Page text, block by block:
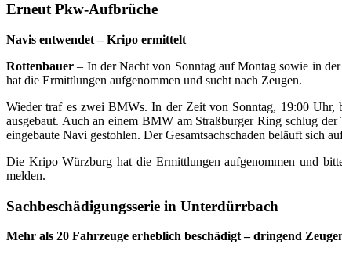
Erneut Pkw-Aufbrüche
Navis entwendet – Kripo ermittelt
Rottenbauer – In der Nacht von Sonntag auf Montag sowie in
hat die Ermittlungen aufgenommen und sucht nach Zeugen.
Wieder traf es zwei BMWs. In der Zeit von Sonntag, 19:00 Uhr,
ausgebaut. Auch an einem BMW am Straßburger Ring schlug
eingebaute Navi gestohlen. Der Gesamtsachschaden beläuft sich
Die Kripo Würzburg hat die Ermittlungen aufgenommen und
melden.
Sachbeschädigungsserie in Unterdürrbach
Mehr als 20 Fahrzeuge erheblich beschädigt – dringend